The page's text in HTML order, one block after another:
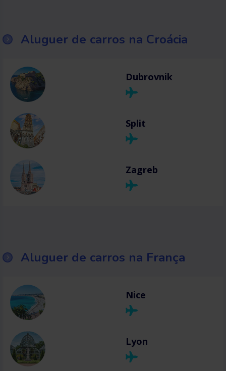
Aluguer de carros na Croácia
Dubrovnik
Split
Zagreb
Aluguer de carros na França
Nice
Lyon